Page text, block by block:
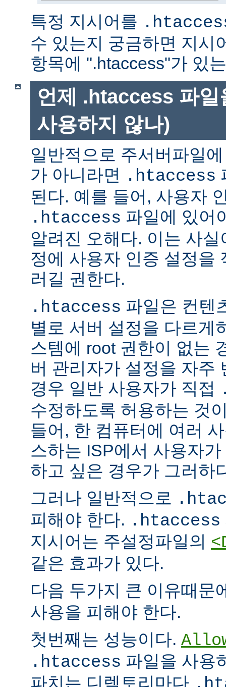
특정 지시어를
수 있는지 궁금하면 지시
항목에 ".htaccess"가 있
언제 .htaccess 파일
사용하지 않나)
일반적으로 주서버파일
가 아니라면 .htaccess
된다. 예를 들어, 사용자
.htaccess 파일에 있어
알려진 오해다. 이는 사
정에 사용자 인증 설정을
러길 권한다.
.htaccess 파일은 컨텐
별로 서버 설정을 다르게
스템에 root 권한이 없는
버 관리자가 설정을 자주
경우 일반 사용자가 직접
수정하도록 허용하는 것
들어, 한 컴퓨터에 여러
스하는 ISP에서 사용자
하고 싶은 경우가 그러하
그러나 일반적으로
피해야 한다. .htaccess
지시어는 주설정파일의
같은 효과가 있다.
다음 두가지 큰 이유때문
사용을 피해야 한다.
첫번째는 성능이다.
.htaccess 파일을 사용
파치는 디렉토리마다